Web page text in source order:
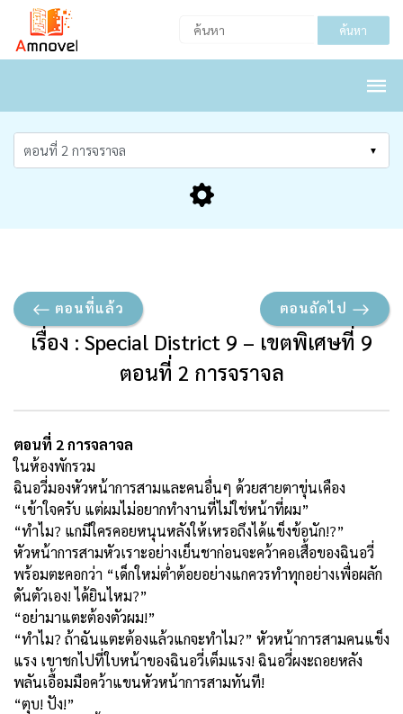
ค้นหา
ตอนที่แล้ว ตอนถัดไป
เรื่อง : Special District 9 – เขตพิเศษที่ 9
ตอนที่ 2 การจราจล
ตอนที่ 2 การจลาจล
ในห้องพักรวม
ฉินอวี่มองหัวหน้าการสามและคนอื่นๆ ด้วยสายตาขุ่นเคือง
“เข้าใจครับ แต่ผมไม่อยากทำงานที่ไม่ใช่หน้าที่ผม”
“ทำไม? แกมีใครคอยหนุนหลังให้เหรอถึงได้แข็งข้อนัก!?”
หัวหน้าการสามหัวเราะอย่างเย็นชาก่อนจะคว้าคอเสื้อของฉินอวี่
พร้อมตะคอกว่า “เด็กใหม่ต่ำต้อยอย่างแกควรทำทุกอย่างเพื่อผลัก
ดันตัวเอง! ได้ยินไหม?”
“อย่ามาแตะต้องตัวผม!”
“ทำไม? ถ้าฉันแตะต้องแล้วแกจะทำไม?” หัวหน้าการสามคนแข็ง
แรง เขาชกไปที่ใบหน้าของฉินอวี่เต็มแรง! ฉินอวี่ผงะถอยหลัง
พลันเอื้อมมือคว้าแขนหัวหน้าการสามทันที!
“ตุบ! ปัง!”